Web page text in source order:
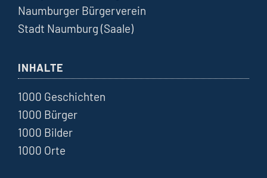
Naumburger Bürgerverein
Stadt Naumburg (Saale)
INHALTE
1000 Geschichten
1000 Bürger
1000 Bilder
1000 Orte